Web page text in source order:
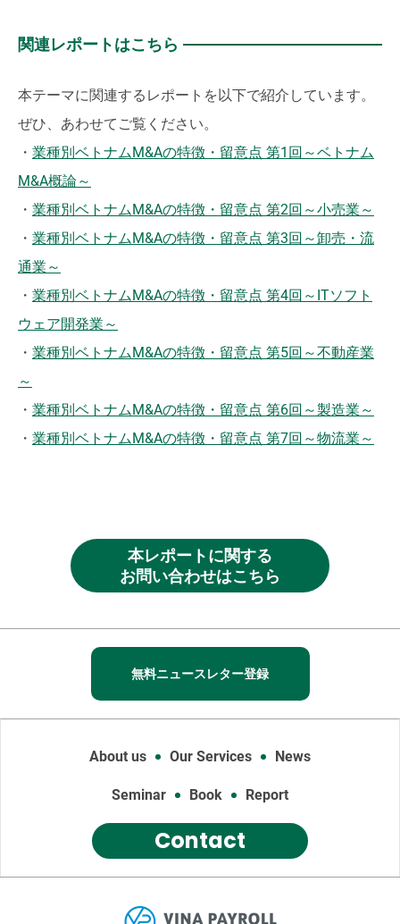
関連レポートはこちら
本テーマに関連するレポートを以下で紹介しています。
ぜひ、あわせてご覧ください。
・ 業種別ベトナムM&Aの特徴・留意点 第1回～ベトナム
M&A概論～
・ 業種別ベトナムM&Aの特徴・留意点 第2回～小売業～
・ 業種別ベトナムM&Aの特徴・留意点 第3回～卸売・流
通業～
・ 業種別ベトナムM&Aの特徴・留意点 第4回～ITソフト
ウェア開発業～
・ 業種別ベトナムM&Aの特徴・留意点 第5回～不動産業
～
・ 業種別ベトナムM&Aの特徴・留意点 第6回～製造業～
・ 業種別ベトナムM&Aの特徴・留意点 第7回～物流業～
本レポートに関する
お問い合わせはこちら
無料ニュースレター登録
About us Our Services News
Seminar Book Report
Contact